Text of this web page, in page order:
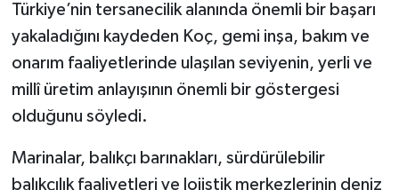
Türkiye’nin tersanecilik alanında önemli bir başarı
yakaladığını kaydeden Koç, gemi inşa, bakım ve
onarım faaliyetlerinde ulaşılan seviyenin, yerli ve
millî üretim anlayışının önemli bir göstergesi
olduğunu söyledi.
Marinalar, balıkçı barınakları, sürdürülebilir
balıkçılık faaliyetleri ve lojistik merkezlerinin deniz